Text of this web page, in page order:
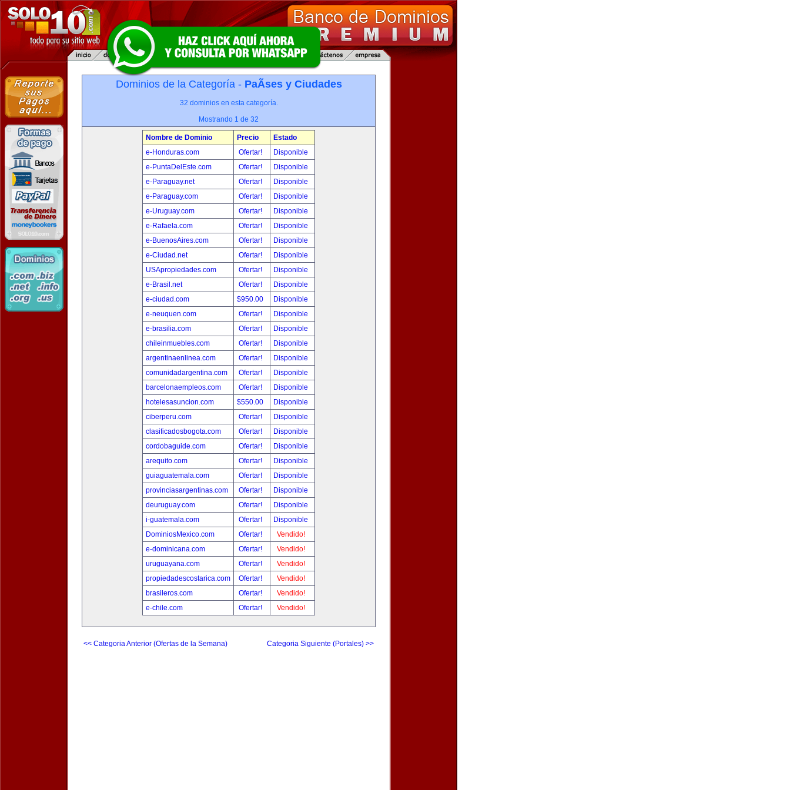
Dominios de la Categoría - PaÃ­ses y Ciudades
32 dominios en esta categoría.
Mostrando 1 de 32
Nombre de Dominio Precio
Estado
e-Honduras.com
Ofertar!
Disponible
e-PuntaDelEste.com
Ofertar!
Disponible
e-Paraguay.net
Ofertar!
Disponible
e-Paraguay.com
Ofertar!
Disponible
e-Uruguay.com
Ofertar!
Disponible
e-Rafaela.com
Ofertar!
Disponible
e-BuenosAires.com
Ofertar!
Disponible
e-Ciudad.net
Ofertar!
Disponible
USApropiedades.com
Ofertar!
Disponible
e-Brasil.net
Ofertar!
Disponible
e-ciudad.com
$950.00
Disponible
e-neuquen.com
Ofertar!
Disponible
e-brasilia.com
Ofertar!
Disponible
chileinmuebles.com
Ofertar!
Disponible
argentinaenlinea.com
Ofertar!
Disponible
comunidadargentina.com
Ofertar!
Disponible
barcelonaempleos.com
Ofertar!
Disponible
hotelesasuncion.com
$550.00
Disponible
ciberperu.com
Ofertar!
Disponible
clasificadosbogota.com
Ofertar!
Disponible
cordobaguide.com
Ofertar!
Disponible
arequito.com
Ofertar!
Disponible
guiaguatemala.com
Ofertar!
Disponible
provinciasargentinas.com
Ofertar!
Disponible
deuruguay.com
Ofertar!
Disponible
i-guatemala.com
Ofertar!
Disponible
DominiosMexico.com
Ofertar!
Vendido!
e-dominicana.com
Ofertar!
Vendido!
uruguayana.com
Ofertar!
Vendido!
propiedadescostarica.com
Ofertar!
Vendido!
brasileros.com
Ofertar!
Vendido!
e-chile.com
Ofertar! Vendido!
<< Categoria Anterior (Ofertas de la Semana) Categoria Siguiente (Portales) >>